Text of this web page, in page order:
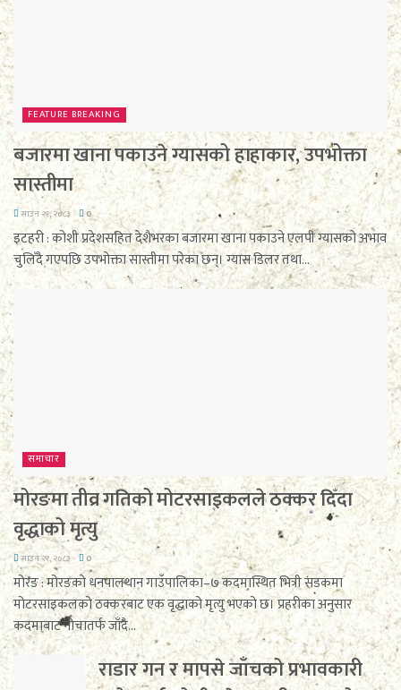
FEATURE BREAKING
बजारमा खाना पकाउने ग्यासको हाहाकार, उपभोक्ता
सास्तीमा
साउन २१, २०८३ 0
इटहरी : कोशी प्रदेशसहित देशैभरका बजारमा खाना पकाउने एलपी ग्यासको अभाव
चुलिँदै गएपछि उपभोक्ता सास्तीमा परेका छन्। ग्यास डिलर तथा...
समाचार
मोरङमा तीव्र गतिको मोटरसाइकलले ठक्कर दिँदा
वृद्धाको मृत्यु
साउन २१, २०८३ 0
मोरङ : मोरङको धनपालथान गाउँपालिका–७ कदमास्थित भित्री सडकमा
मोटरसाइकलको ठक्करबाट एक वृद्धाको मृत्यु भएको छ। प्रहरीका अनुसार
कदमाबाट नोचातर्फ जाँदै...
राडार गन र मापसे जाँचको प्रभावकारी